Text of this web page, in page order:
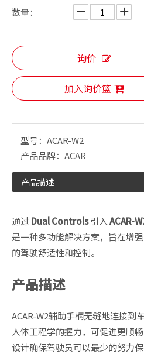
数量：
询价
加入询价篮
型号： ACAR-W2
产品品牌： ACAR
产品描述
通过 Dual Controls引入 ACAR-
是一种多功能解决方案，旨在增
的驾驶舒适性和控制。
产品描述
ACAR-W2辅助手柄无缝地连接到
人体工程学的握力，可促进更顺
设计确保驾驶员可以最少的努力